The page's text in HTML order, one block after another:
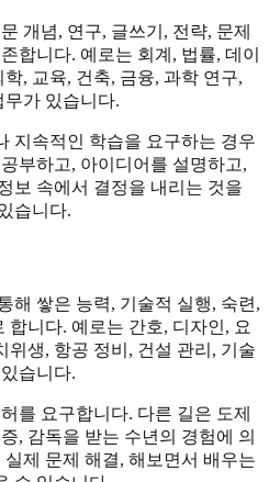
개념, 연구, 글쓰기, 전략, 문제
합니다. 예로는 회계, 법률, 데이
, 교육, 건축, 금융, 과학 연구,
가 있습니다.
지속적인 학습을 요구하는 경우
부하고, 아이디어를 설명하고,
보 속에서 결정을 내리는 것을
습니다.
해 쌓은 능력, 기술적 실행, 숙련,
합니다. 예로는 간호, 디자인, 요
위생, 항공 정비, 건설 관리, 기술
습니다.
를 요구합니다. 다른 길은 도제
, 감독을 받는 수년의 경험에 의
제 문제 해결, 해보면서 배우는